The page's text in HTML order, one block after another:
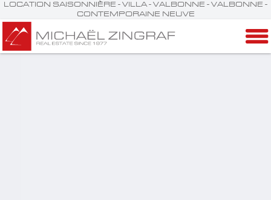
LOCATION SAISONNIÈRE - VILLA - VALBONNE - VALBONNE -
CONTEMPORAINE NEUVE